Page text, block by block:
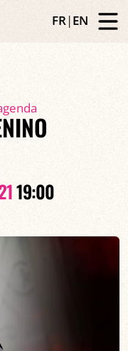
FR|EN
19:00